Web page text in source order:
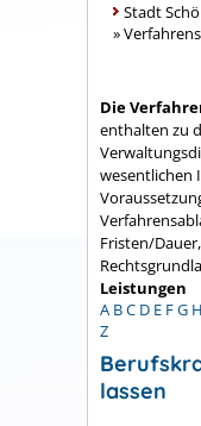
Stadt
»
Die
enthalten zu
wesentlichen
Fristen/
Leistungen
A BC D E FG H
Z
lassen